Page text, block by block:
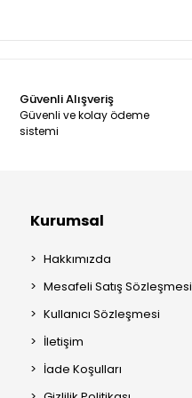
Güvenli Alışveriş
Güvenli ve kolay ödeme
sistemi
Kurumsal
Hakkımızda
Mesafeli Satış Sözleşmesi
Kullanıcı Sözleşmesi
İletişim
İade Koşulları